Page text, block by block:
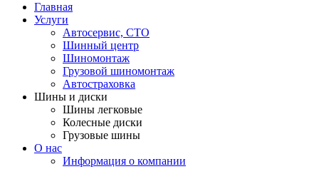
Главная
Услуги
Автосервис, СТО
Шинный центр
Шиномонтаж
Грузовой шиномонтаж
Автостраховка
Шины и диски
Шины легковые
Колесные диски
Грузовые шины
О нас
Информация о компании